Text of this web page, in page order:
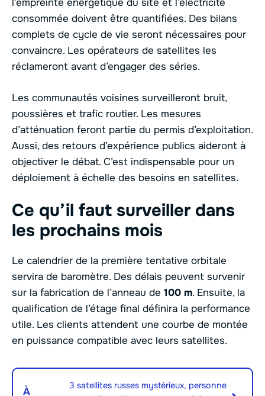
l’empreinte énergétique du site et l’électricité
consommée doivent être quantifiées. Des bilans
complets de cycle de vie seront nécessaires pour
convaincre. Les opérateurs de satellites les
réclameront avant d’engager des séries.
Les communautés voisines surveilleront bruit,
poussières et trafic routier. Les mesures
d’atténuation feront partie du permis d’exploitation.
Aussi, des retours d’expérience publics aideront à
objectiver le débat. C’est indispensable pour un
déploiement à échelle des besoins en satellites.
Ce qu’il faut surveiller dans
les prochains mois
Le calendrier de la première tentative orbitale
servira de baromètre. Des délais peuvent survenir
sur la fabrication de l’anneau de 100 m. Ensuite, la
qualification de l’étage final définira la performance
utile. Les clients attendent une courbe de montée
en puissance compatible avec leurs satellites.
À
3 satellites russes mystérieux, personne